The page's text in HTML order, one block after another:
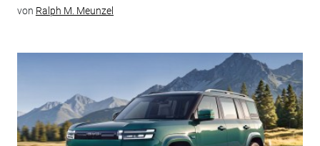
von Ralph M. Meunzel